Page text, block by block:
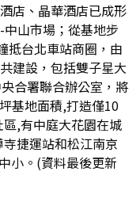
店、晶華酒店已成形
山市場；從基地步
抵台北車站商圈，由
建設，包括雙子星大
合署聯合辦公室，將
基地面積,打造僅10
,有中庭大花園在城
捷運站和松江南京
小。(資料最後更新